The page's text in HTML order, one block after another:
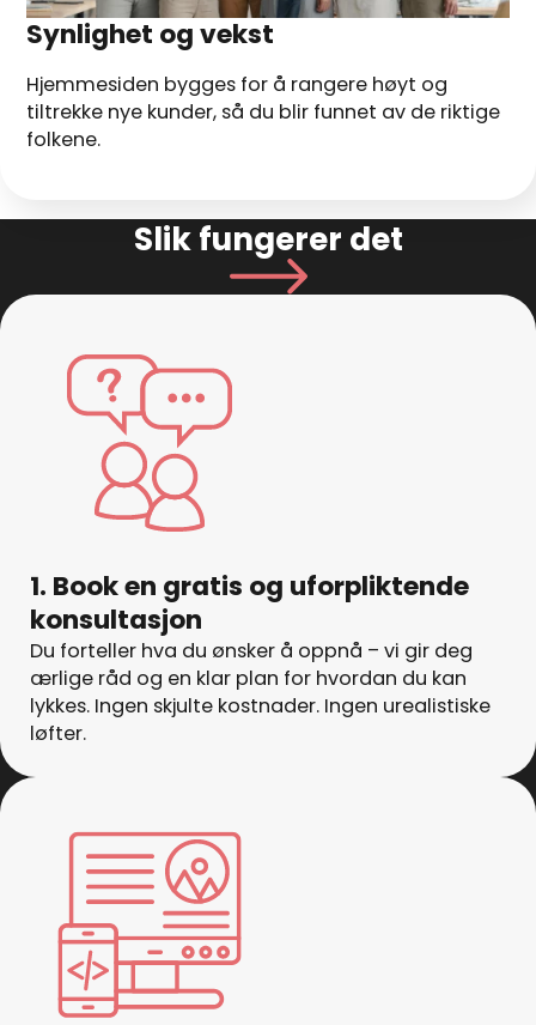
Synlighet og vekst
Hjemmesiden bygges for å rangere høyt og
tiltrekke nye kunder, så du blir funnet av de riktige
folkene.
Slik fungerer det
1. Book en gratis og uforpliktende
konsultasjon
Du forteller hva du ønsker å oppnå – vi gir deg
ærlige råd og en klar plan for hvordan du kan
lykkes. Ingen skjulte kostnader. Ingen urealistiske
løfter.